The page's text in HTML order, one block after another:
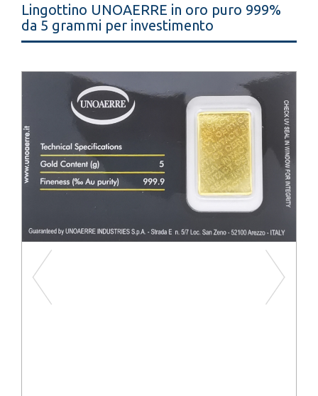
Lingottino UNOAERRE in oro puro 999%
da 5 grammi per investimento